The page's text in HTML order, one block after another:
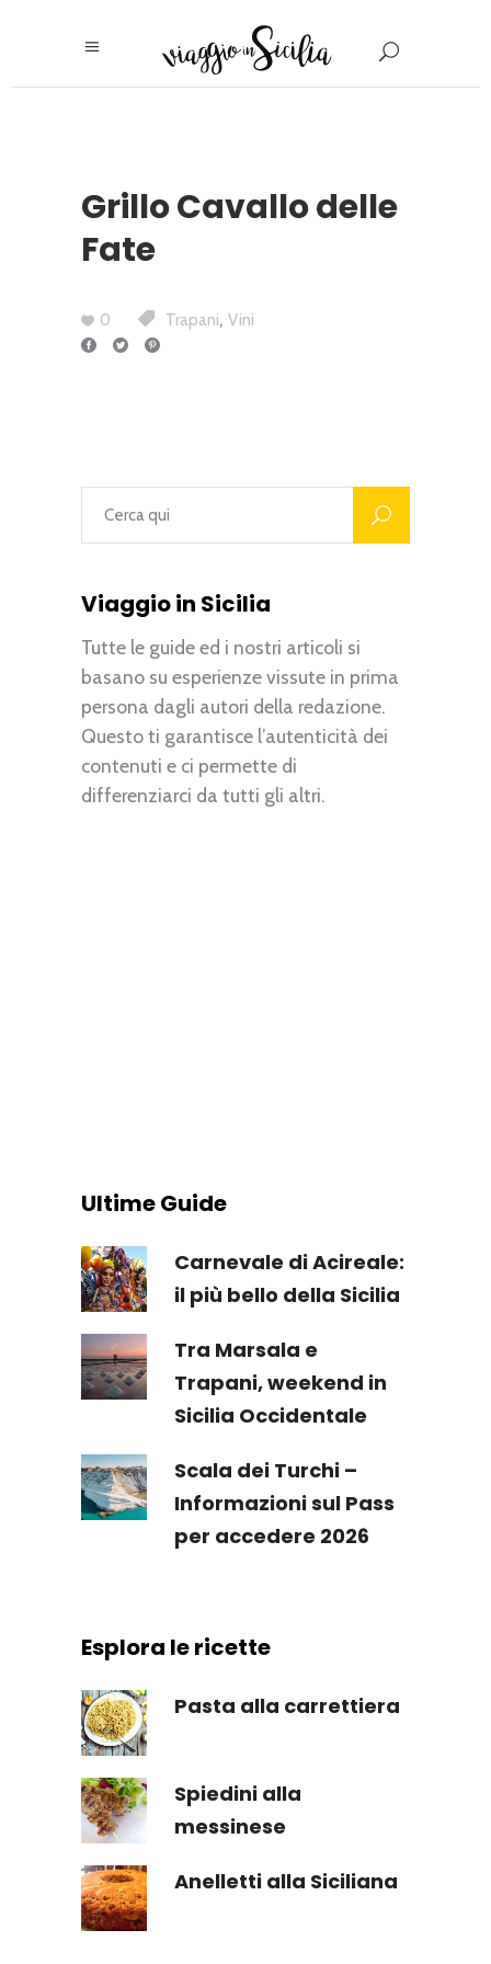
Grillo Cavallo delle
Fate
0 Trapani, Vini
Viaggio in Sicilia
Tutte le guide ed i nostri articoli si
basano su esperienze vissute in prima
persona dagli autori della redazione.
Questo ti garantisce l’autenticità dei
contenuti e ci permette di
differenziarci da tutti gli altri.
Ultime Guide
Carnevale di Acireale:
il più bello della Sicilia
Tra Marsala e
Trapani, weekend in
Sicilia Occidentale
Scala dei Turchi –
Informazioni sul Pass
per accedere 2026
Esplora le ricette
Pasta alla carrettiera
Spiedini alla
messinese
Anelletti alla Siciliana